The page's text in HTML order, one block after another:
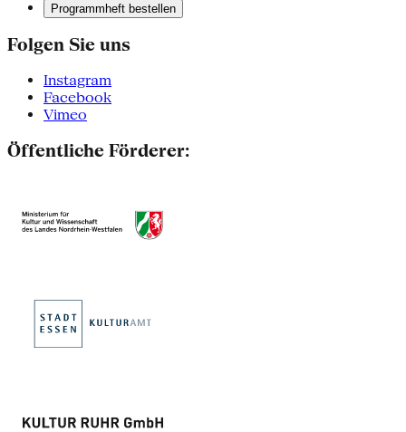
Programmheft bestellen
Folgen Sie uns
Instagram
Facebook
Vimeo
Öffentliche Förderer: